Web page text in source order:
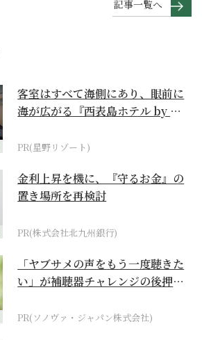
記事一覧へ
客室はすべて海側にあり、眼前に
海が広がる『西表島ホテル by 星
PR(星野リゾート)
金利上昇を機に、『守るお金』の
置き場所を再検討
PR(株式会社北九州銀行)
「ヤブサメの声をもう一度聴きた
い」が補聴器チャレンジの後押し
PR(ソノヴァ・ジャパン株式会社)